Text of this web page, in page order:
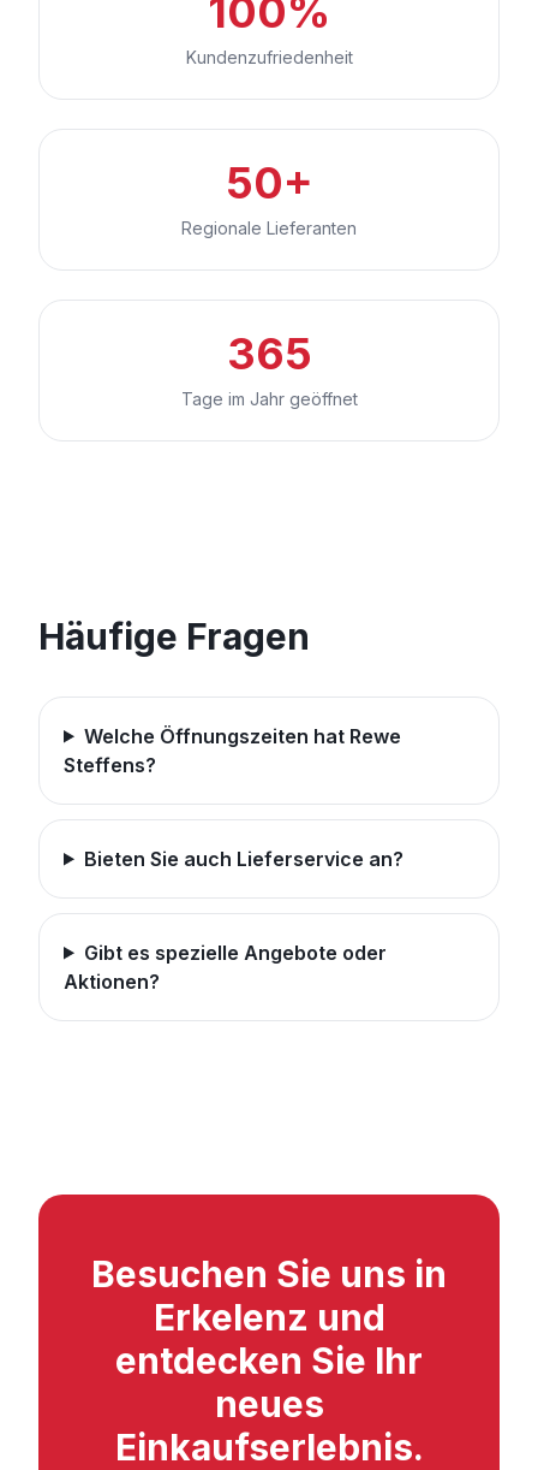
100%
Kundenzufriedenheit
50+
Regionale Lieferanten
365
Tage im Jahr geöffnet
Häufige Fragen
Welche Öffnungszeiten hat Rewe
Steffens?
Bieten Sie auch Lieferservice an?
Gibt es spezielle Angebote oder
Aktionen?
Besuchen Sie uns in
Erkelenz und
entdecken Sie Ihr
neues
Einkaufserlebnis.